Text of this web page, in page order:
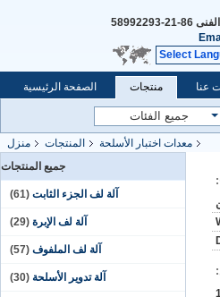
86-21-58992293
Select
الصفحة الرئيسية منتجات عنا
منزل المنتجات
معدات اختبار الأسلحة
جميع المنتجات
آلة لف الجزء الثابت (61)
آلة لف الإبرة (29)
آلة لف الملفوف (57)
آلة تدوير الأسلحة (30)